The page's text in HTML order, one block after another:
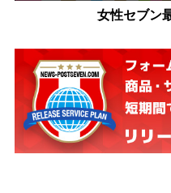
女性セブン